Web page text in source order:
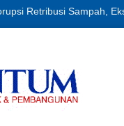
Dugaan Penipuan Oleh